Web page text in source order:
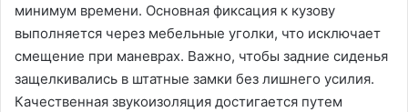
минимум времени. Основная фиксация к кузову
выполняется через мебельные уголки, что исключает
смещение при маневрах. Важно, чтобы задние сиденья
защелкивались в штатные замки без лишнего усилия.
Качественная звукоизоляция достигается путем